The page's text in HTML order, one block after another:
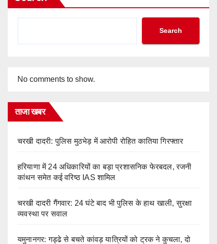
Search
No comments to show.
ताजा खबर
चरखी दादरी: पुलिस मुठभेड़ में आरोपी रोहित कातिया गिरफ्तार
हरियाणा में 24 अधिकारियों का बड़ा प्रशासनिक फेरबदल, रजनी
कांथन समेत कई वरिष्ठ IAS शामिल
चरखी दादरी गैंगवार: 24 घंटे बाद भी पुलिस के हाथ खाली, सुरक्षा
व्यवस्था पर सवाल
यमुनानगर: गड्ढे से बचते कांवड़ यात्रियों को ट्रक ने कुचला, दो